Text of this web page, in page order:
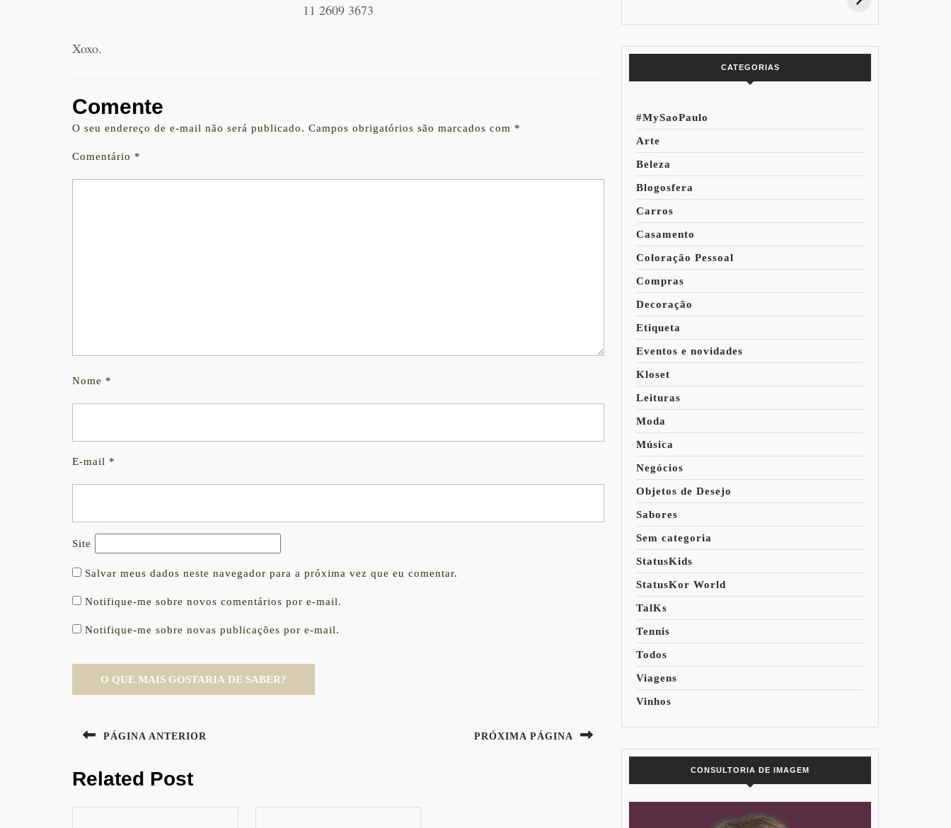
11 2609 3673
Xoxo.
Comente
O seu endereço de e-mail não será publicado. Campos obrigatórios são marcados com *
Comentário *
Nome *
E-mail *
Site
Salvar meus dados neste navegador para a próxima vez que eu comentar.
Notifique-me sobre novos comentários por e-mail.
Notifique-me sobre novas publicações por e-mail.
de
Post
PÁGINA ANTERIOR
post:
PRÓXIMA PÁGINA
Related Post
CATEGORIAS
#MySaoPaulo
Arte
Beleza
Blogosfera
Carros
Casamento
Coloração Pessoal
Compras
Decoração
Etiqueta
Eventos e novidades
Kloset
Leituras
Moda
Música
Negócios
Objetos de Desejo
Sabores
Sem categoria
StatusKids
StatusKor World
TalKs
Tennis
Todos
Viagens
Vinhos
CONSULTORIA DE IMAGEM